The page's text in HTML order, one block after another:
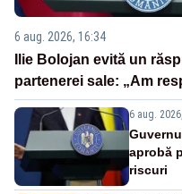
6 aug. 2026, 16:34
Ilie Bolojan evită un
partenerei sale: „Am
6 aug.
aprobă
riscuri